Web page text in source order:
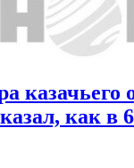
казачьего
как в